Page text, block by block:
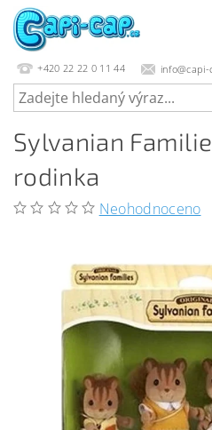
+420 22 22 0 11 44
Sylvanian
rodinka
Neohodnoceno